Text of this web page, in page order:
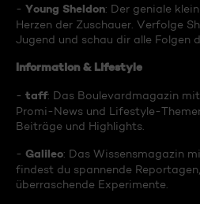
- Young Sheldon: Der geniale
Herzen der Zuschauer. Verfolge
Jugend und schau dir alle Folgen
Information & Lifestyle
- taff: Das Boulevardmagazin
Promi-News und Lifestyle-
Beiträge und Highlights.
- Galileo: Das Wissensmagazin
findest du spannende
überraschende Experimente.